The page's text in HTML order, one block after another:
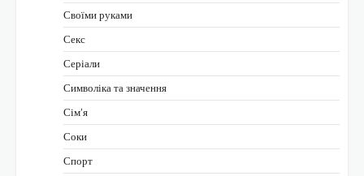
Своїми руками
Секс
Серіали
Символіка та значення
Сім’я
Соки
Спорт